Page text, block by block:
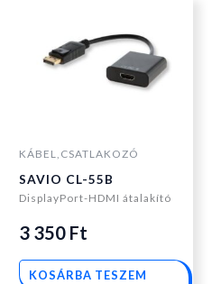
KÁBEL,CSATLAKOZÓ
SAVIO CL-55B
DisplayPort-HDMI átalakító
3 350 Ft
KOSÁRBA TESZEM